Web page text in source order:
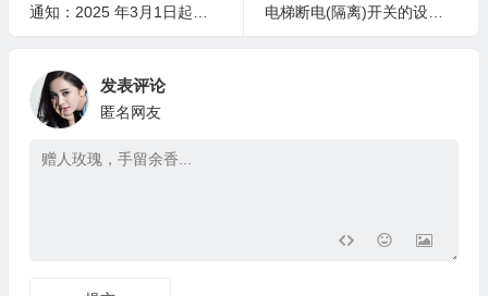
通知：2025 年3月1日起实行双人维保，最高保养60台，4月1日起扫码保养
电梯断电(隔离)开关的设置形式及常见问题
发表评论
匿名网友